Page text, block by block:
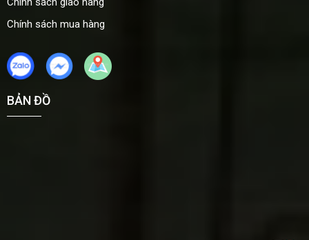
Chính sách mua hàng
BẢN ĐỒ